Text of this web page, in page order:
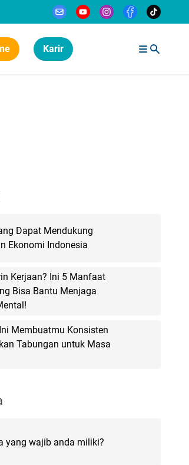
Karir
Dapat Mendukung
Ekonomi Indonesia
Kerjaan? Ini 5 Manfaat
Bisa Bantu Menjaga
Membuatmu Konsisten
Tabungan untuk Masa
yang wajib anda miliki?